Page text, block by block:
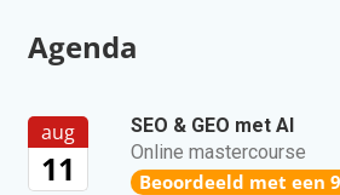
Agenda
aug
11
SEO & GEO met AI
Online mastercourse
Beoordeeld met een